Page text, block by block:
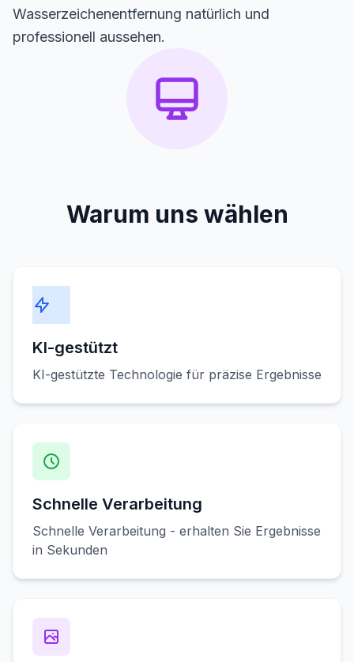
Wasserzeichenentfernung natürlich und
professionell aussehen.
Warum uns wählen
KI-gestützt
KI-gestützte Technologie für präzise Ergebnisse
Schnelle Verarbeitung
Schnelle Verarbeitung - erhalten Sie Ergebnisse
in Sekunden